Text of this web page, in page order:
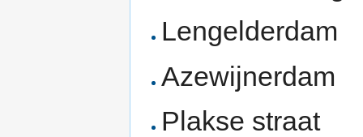
Lengelderdam
Azewijnerdam
Plakse straat